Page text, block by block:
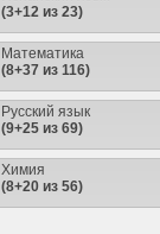
(3+12 из 23)
Математика
(8+37 из 116)
Русский язык
(9+25 из 69)
Химия
(8+20 из 56)